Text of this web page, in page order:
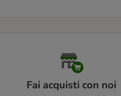
Fai acquisti con noi